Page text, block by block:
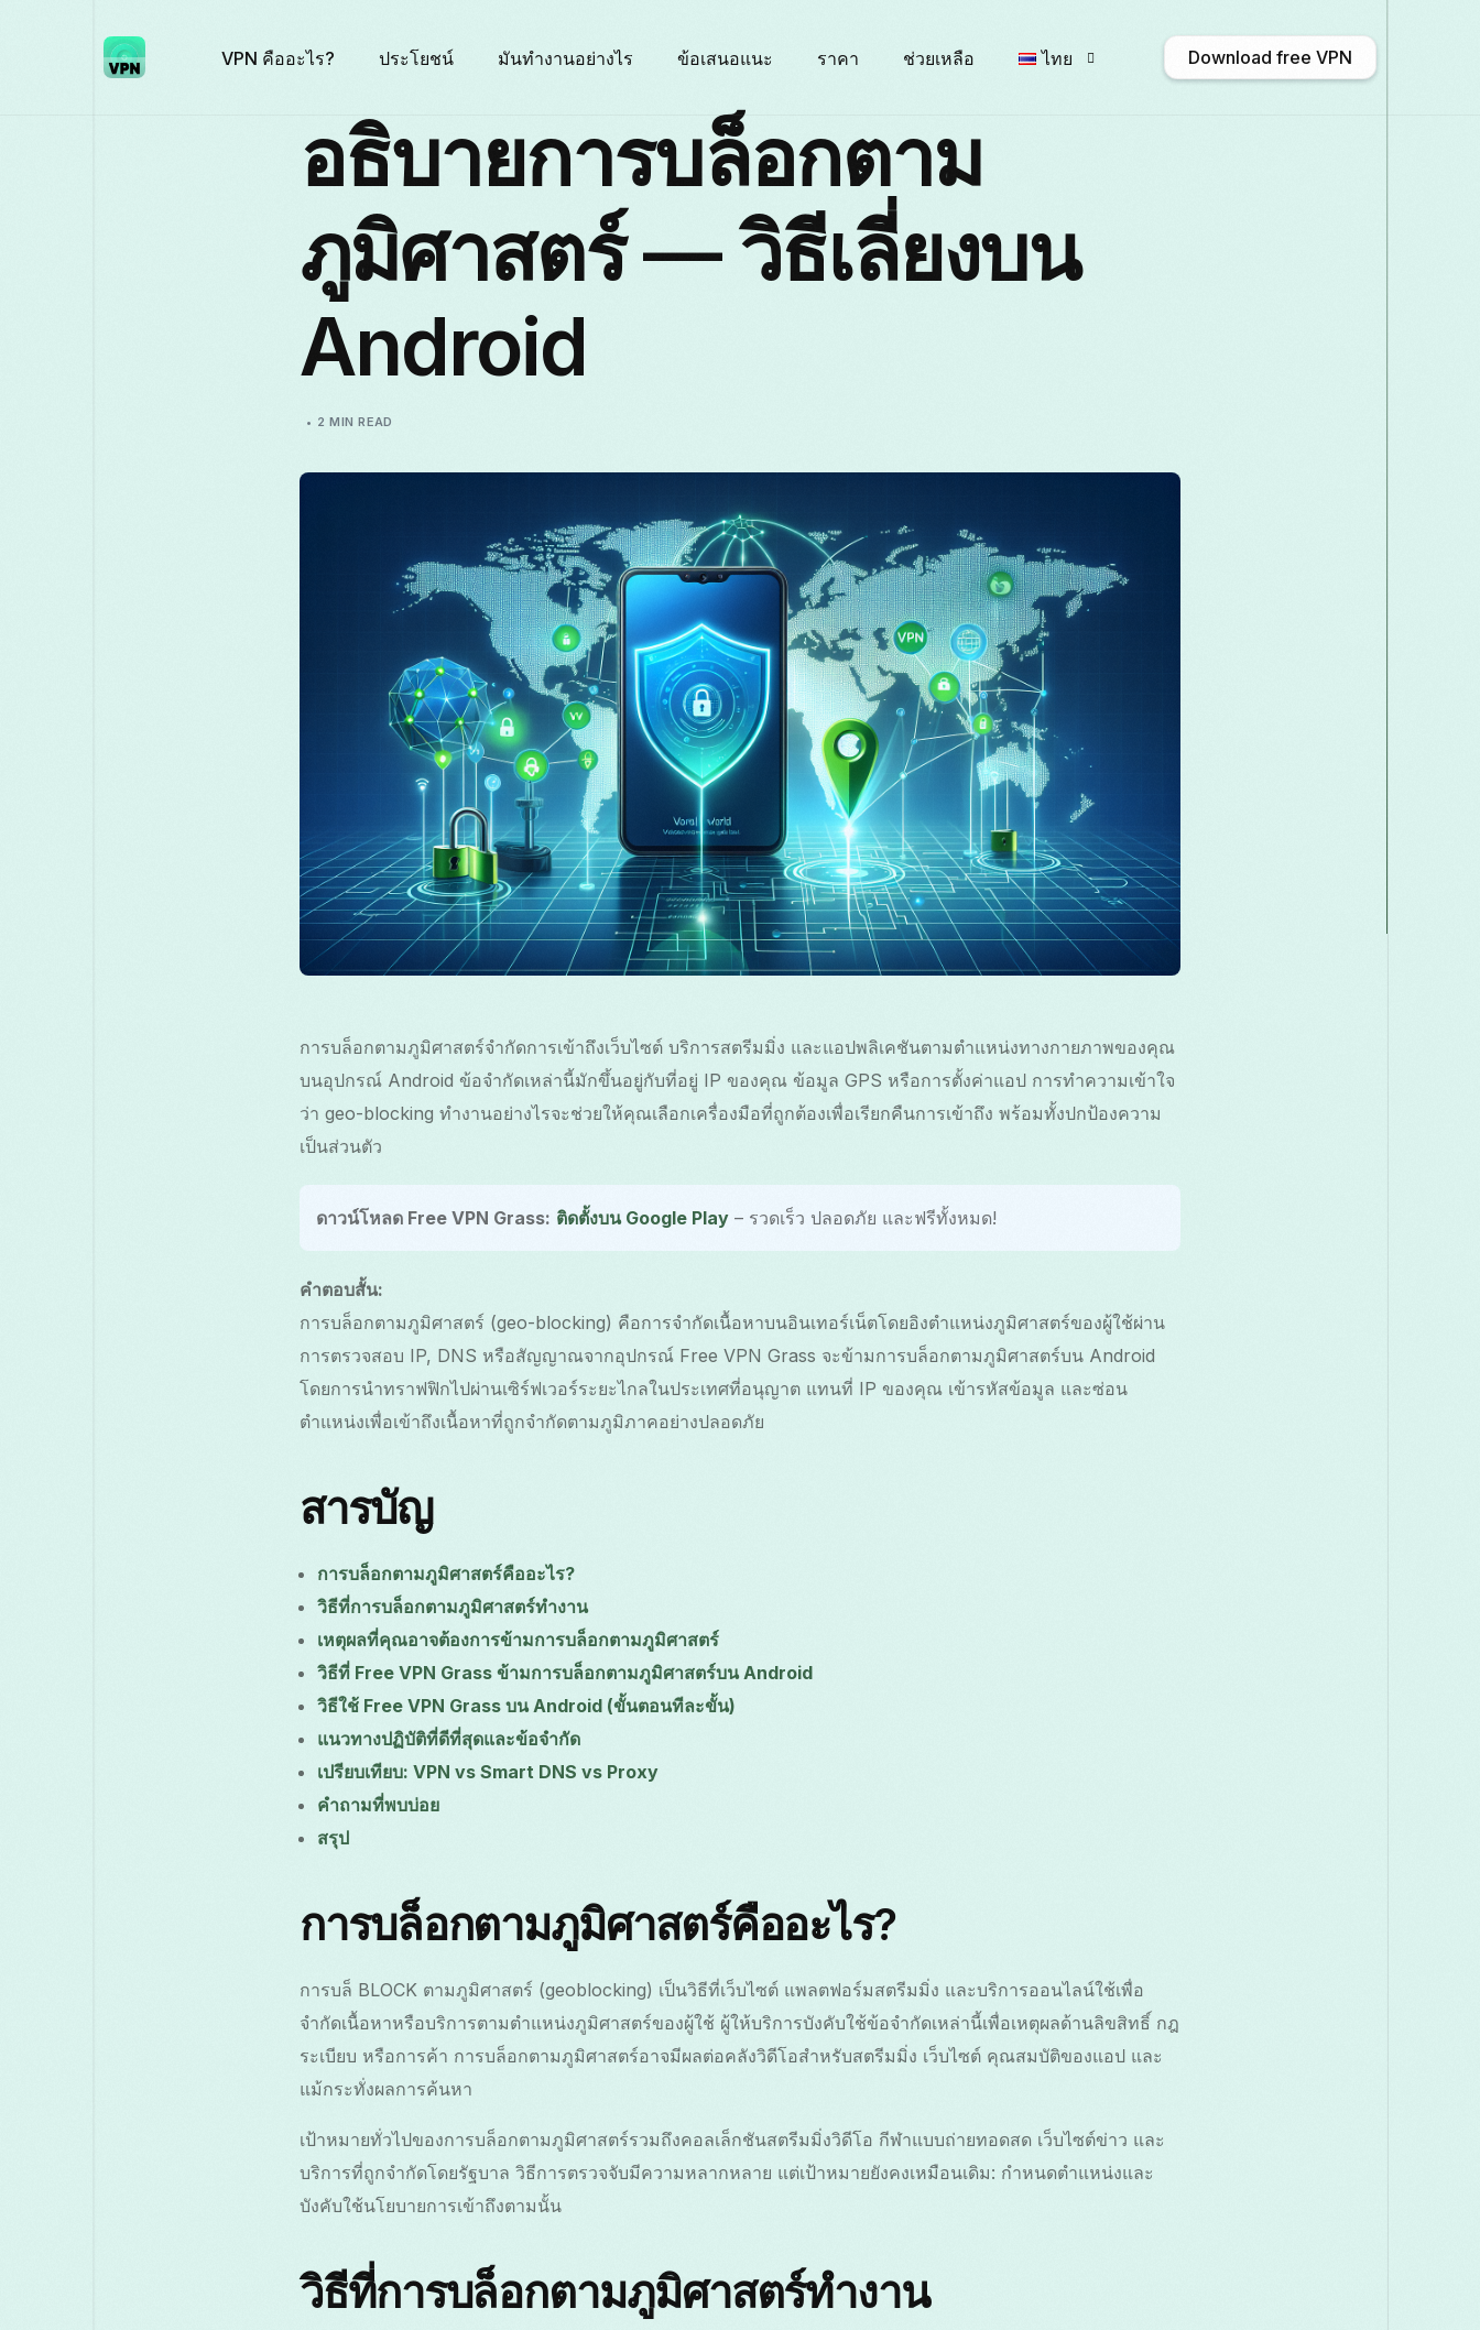
VPN คืออะไร? ประโยชน์ มันทำงานอย่างไร ข้อเสนอแนะ ราคา ช่วยเหลือ ไทย
Български
Română
తెలుగు
Download free VPN
อธิบายการบล็อกตาม
ภูมิศาสตร์ — วิธีเลี่ยงบน
Android
2 MIN READ
การบล็อกตามภูมิศาสตร์จำกัดการเข้าถึงเว็บไซต์ บริการสตรีมมิ่ง และแอปพลิเคชันตามตำแหน่งทางกายภาพของคุณ
บนอุปกรณ์ Android ข้อจำกัดเหล่านี้มักขึ้นอยู่กับที่อยู่ IP ของคุณ ข้อมูล GPS หรือการตั้งค่าแอป การทำความเข้าใจ
ว่า geo-blocking ทำงานอย่างไรจะช่วยให้คุณเลือกเครื่องมือที่ถูกต้องเพื่อเรียกคืนการเข้าถึง พร้อมทั้งปกป้องความ
เป็นส่วนตัว
ดาวน์โหลด Free VPN Grass: ติดตั้งบน Google Play – รวดเร็ว ปลอดภัย และฟรีทั้งหมด!
คำตอบสั้น:
การบล็อกตามภูมิศาสตร์ (geo-blocking) คือการจำกัดเนื้อหาบนอินเทอร์เน็ตโดยอิงตำแหน่งภูมิศาสตร์ของผู้ใช้ผ่าน
การตรวจสอบ IP, DNS หรือสัญญาณจากอุปกรณ์ Free VPN Grass จะข้ามการบล็อกตามภูมิศาสตร์บน Android
โดยการนำทราฟฟิกไปผ่านเซิร์ฟเวอร์ระยะไกลในประเทศที่อนุญาต แทนที่ IP ของคุณ เข้ารหัสข้อมูล และซ่อน
ตำแหน่งเพื่อเข้าถึงเนื้อหาที่ถูกจำกัดตามภูมิภาคอย่างปลอดภัย
สารบัญ
การบล็อกตามภูมิศาสตร์คืออะไร?
วิธีที่การบล็อกตามภูมิศาสตร์ทำงาน
เหตุผลที่คุณอาจต้องการข้ามการบล็อกตามภูมิศาสตร์
วิธีที่ Free VPN Grass ข้ามการบล็อกตามภูมิศาสตร์บน Android
วิธีใช้ Free VPN Grass บน Android (ขั้นตอนทีละขั้น)
แนวทางปฏิบัติที่ดีที่สุดและข้อจำกัด
เปรียบเทียบ: VPN vs Smart DNS vs Proxy
คำถามที่พบบ่อย
สรุป
การบล็อกตามภูมิศาสตร์คืออะไร?
การบล็ BLOCK ตามภูมิศาสตร์ (geoblocking) เป็นวิธีที่เว็บไซต์ แพลตฟอร์มสตรีมมิ่ง และบริการออนไลน์ใช้เพื่อ
จำกัดเนื้อหาหรือบริการตามตำแหน่งภูมิศาสตร์ของผู้ใช้ ผู้ให้บริการบังคับใช้ข้อจำกัดเหล่านี้เพื่อเหตุผลด้านลิขสิทธิ์ กฎ
ระเบียบ หรือการค้า การบล็อกตามภูมิศาสตร์อาจมีผลต่อคลังวิดีโอสำหรับสตรีมมิ่ง เว็บไซต์ คุณสมบัติของแอป และ
แม้กระทั่งผลการค้นหา
เป้าหมายทั่วไปของการบล็อกตามภูมิศาสตร์รวมถึงคอลเล็กชันสตรีมมิ่งวิดีโอ กีฬาแบบถ่ายทอดสด เว็บไซต์ข่าว และ
บริการที่ถูกจำกัดโดยรัฐบาล วิธีการตรวจจับมีความหลากหลาย แต่เป้าหมายยังคงเหมือนเดิม: กำหนดตำแหน่งและ
บังคับใช้นโยบายการเข้าถึงตามนั้น
วิธีที่การบล็อกตามภูมิศาสตร์ทำงาน